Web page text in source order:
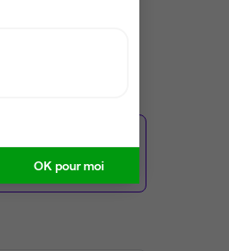
Dispo
OK pour moi